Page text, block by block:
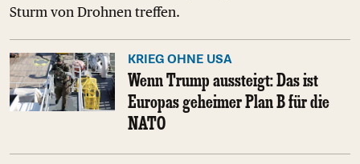
Sturm von Drohnen treffen.
KRIEG OHNE USA
Wenn Trump aussteigt: Das ist
Europas geheimer Plan B für die
NATO